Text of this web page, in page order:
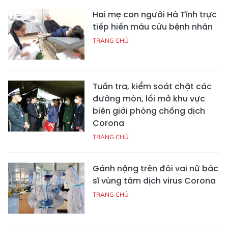
Hai mẹ con người Hà Tĩnh trực
tiếp hiến máu cứu bệnh nhân
TRANG CHỦ
Tuần tra, kiểm soát chặt các
đường mòn, lối mở khu vực
biên giới phòng chống dịch
Corona
TRANG CHỦ
Gánh nặng trên đôi vai nữ bác
sĩ vùng tâm dịch virus Corona
TRANG CHỦ